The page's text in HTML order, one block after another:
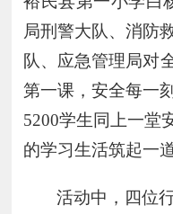
局刑警大队、消防
队、应急管理局对
第一课，安全每一
5200学生同上一堂
的学习生活筑起一
活动中，四位